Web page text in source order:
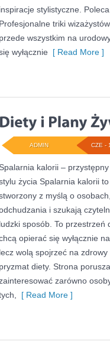
inspiracje stylistyczne.
Profesjonalne triki
przede wszystkim na
wyłącznie [ Read More ]
CZE -
ADMIN
Spalarnia kalorii –
życia Spalarnia kalorii
z myślą o
i szukają
ludzki sposób. To przestrzeń
opierać się wyłącznie
lecz wolą spojrzeć na
pryzmat diety. Strona
zarówno
[ Read More ]